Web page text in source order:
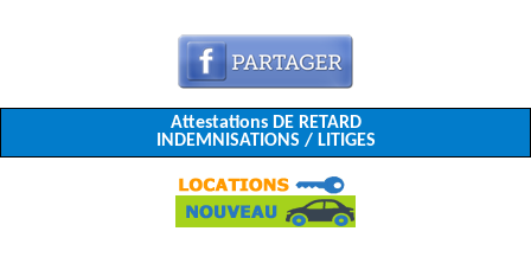
Attestations DE RETARD
INDEMNISATIONS / LITIGES